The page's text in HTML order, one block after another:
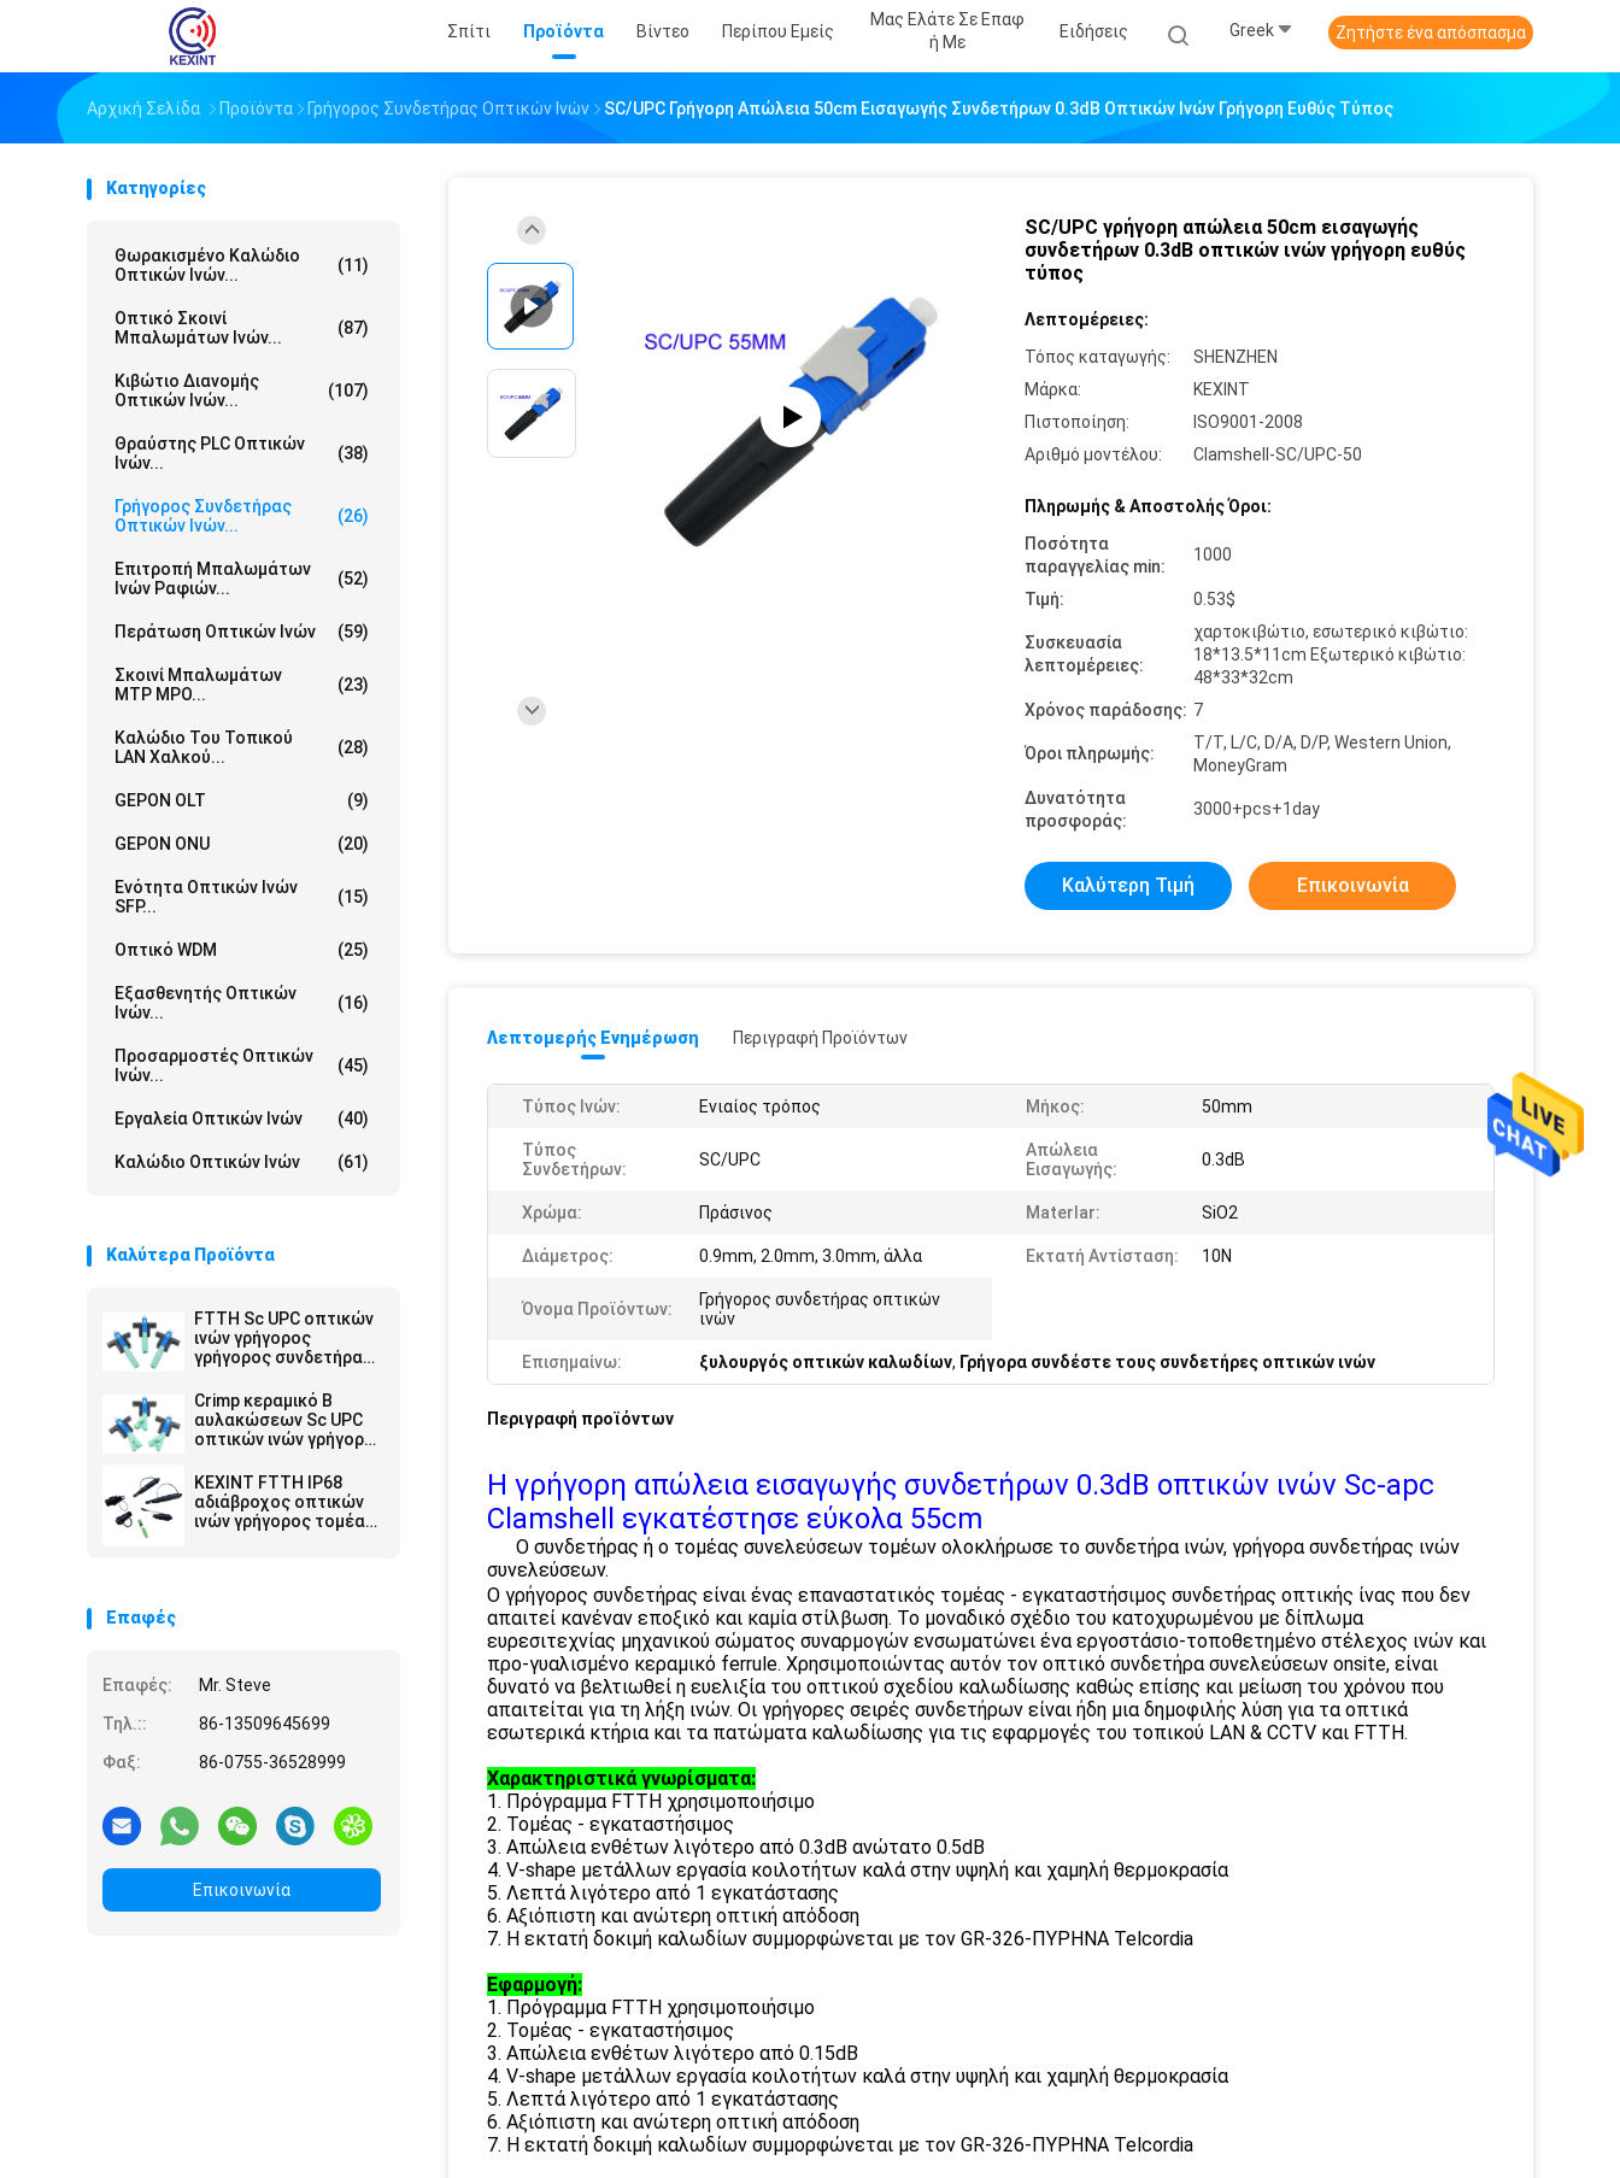
Σπίτι Προϊόντα Βίντεο Περίπου Εμείς
Μας Ελάτε Σε Επαφ
Ή Με
Ειδήσεις Greek Ζητήστε ένα απόσπασμα
Αρχική Σελίδα Προϊόντα Γρήγορος Συνδετήρας Οπτικών Ινών SC/UPC Γρήγορη Απώλεια 50cm Εισαγωγής Συνδετήρων 0.3dB Οπτικών Ινών Γρήγορη Ευθύς Τύπος
Κατηγορίες
Θωρακισμένο Καλώδιο
Οπτικών Ινών...
(11)
Οπτικό Σκοινί
Μπαλωμάτων Ινών...
(87)
Κιβώτιο Διανομής
Οπτικών Ινών...
(107)
Θραύστης PLC Οπτικών
Ινών...
(38)
Γρήγορος Συνδετήρας
Οπτικών Ινών...
(26)
Επιτροπή Μπαλωμάτων
Ινών Ραφιών...
(52)
Περάτωση Οπτικών Ινών (59)
Σκοινί Μπαλωμάτων
MTP MPO...
(23)
Καλώδιο Του Τοπικού
LAN Χαλκού...
(28)
GEPON OLT (9)
GEPON ONU (20)
Ενότητα Οπτικών Ινών
SFP...
(15)
Οπτικό WDM (25)
Εξασθενητής Οπτικών
Ινών...
(16)
Προσαρμοστές Οπτικών
Ινών...
(45)
Εργαλεία Οπτικών Ινών (40)
Καλώδιο Οπτικών Ινών (61)
Καλύτερα Προϊόντα
FTTH Sc UPC οπτικών
ινών γρήγορος
γρήγορος συνδετήρας
συνδετήρων ενιαίος
κεραμική Β αυλάκωση
του S
Crimp κεραμικό Β
αυλακώσεων Sc UPC
οπτικών ινών γρήγορο
FTTH συνδετήρων
γρήγορο ενιαίο
KEXINT FTTH IP68
αδιάβροχος οπτικών
ινών γρήγορος τομέας
Επαφές
Επαφές:
Mr. Steve
Τηλ.::
86-13509645699
Φαξ:
86-0755-36528999
Επικοινωνία
SC/UPC γρήγορη απώλεια 50cm εισαγωγής
συνδετήρων 0.3dB οπτικών ινών γρήγορη ευθύς
τύπος
Λεπτομέρειες:
Τόπος καταγωγής:
SHENZHEN
Μάρκα:
KEXINT
Πιστοποίηση:
ISO9001-2008
Αριθμό μοντέλου:
Clamshell-SC/UPC-50
Πληρωμής & Αποστολής Όροι:
Ποσότητα
παραγγελίας min:
1000
Τιμή: 0.53$
Συσκευασία
λεπτομέρειες:
χαρτοκιβώτιο, εσωτερικό κιβώτιο:
18*13.5*11cm Εξωτερικό κιβώτιο:
48*33*32cm
Χρόνος παράδοσης: 7
Όροι πληρωμής:
T/T, L/C, D/A, D/P, Western Union,
MoneyGram
Δυνατότητα
προσφοράς:
3000+pcs+1day
Καλύτερη Τιμή Επικοινωνία
Λεπτομερής Ενημέρωση Περιγραφή Προϊόντων
Τύπος Ινών: Ενιαίος τρόπος Μήκος: 50mm
Τύπος
Συνδετήρων:
SC/UPC
Απώλεια
Εισαγωγής:
0.3dB
Χρώμα: Πράσινος Materlar: SiO2
Διάμετρος: 0.9mm, 2.0mm, 3.0mm, άλλα Εκτατή Αντίσταση: 10N
Όνομα Προϊόντων:
Γρήγορος συνδετήρας οπτικών
ινών
Επισημαίνω: ξυλουργός οπτικών καλωδίων, Γρήγορα συνδέστε τους συνδετήρες οπτικών ινών
Περιγραφή προϊόντων
Η γρήγορη απώλεια εισαγωγής συνδετήρων 0.3dB οπτικών ινών Sc-apc
Clamshell εγκατέστησε εύκολα 55cm
Ο συνδετήρας ή ο τομέας συνελεύσεων τομέων ολοκλήρωσε το συνδετήρα ινών, γρήγορα συνδετήρας ινών
συνελεύσεων.
Ο γρήγορος συνδετήρας είναι ένας επαναστατικός τομέας - εγκαταστήσιμος συνδετήρας οπτικής ίνας που δεν
απαιτεί κανέναν εποξικό και καμία στίλβωση. Το μοναδικό σχέδιο του κατοχυρωμένου με δίπλωμα
ευρεσιτεχνίας μηχανικού σώματος συναρμογών ενσωματώνει ένα εργοστάσιο-τοποθετημένο στέλεχος ινών και
προ-γυαλισμένο κεραμικό ferrule. Χρησιμοποιώντας αυτόν τον οπτικό συνδετήρα συνελεύσεων onsite, είναι
δυνατό να βελτιωθεί η ευελιξία του οπτικού σχεδίου καλωδίωσης καθώς επίσης και μείωση του χρόνου που
απαιτείται για τη λήξη ινών. Οι γρήγορες σειρές συνδετήρων είναι ήδη μια δημοφιλής λύση για τα οπτικά
εσωτερικά κτήρια και τα πατώματα καλωδίωσης για τις εφαρμογές του τοπικού LAN & CCTV και FTTH.
Χαρακτηριστικά γνωρίσματα:
1. Πρόγραμμα FTTH χρησιμοποιήσιμο
2. Τομέας - εγκαταστήσιμος
3. Απώλεια ενθέτων λιγότερο από 0.3dB ανώτατο 0.5dB
4. V-shape μετάλλων εργασία κοιλοτήτων καλά στην υψηλή και χαμηλή θερμοκρασία
5. Λεπτά λιγότερο από 1 εγκατάστασης
6. Αξιόπιστη και ανώτερη οπτική απόδοση
7. Η εκτατή δοκιμή καλωδίων συμμορφώνεται με τον GR-326-ΠΥΡΗΝΑ Telcordia
Εφαρμογή:
1. Πρόγραμμα FTTH χρησιμοποιήσιμο
2. Τομέας - εγκαταστήσιμος
3. Απώλεια ενθέτων λιγότερο από 0.15dB
4. V-shape μετάλλων εργασία κοιλοτήτων καλά στην υψηλή και χαμηλή θερμοκρασία
5. Λεπτά λιγότερο από 1 εγκατάστασης
6. Αξιόπιστη και ανώτερη οπτική απόδοση
7. Η εκτατή δοκιμή καλωδίων συμμορφώνεται με τον GR-326-ΠΥΡΗΝΑ Telcordia